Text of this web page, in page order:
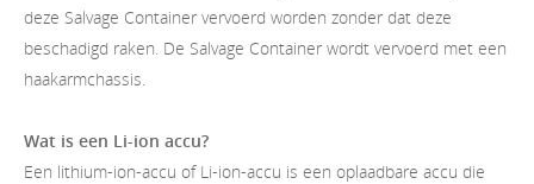
deze Salvage Container vervoerd worden zonder dat deze
beschadigd raken. De Salvage Container wordt vervoerd met een
haakarmchassis.
Wat is een Li-ion accu?
Een lithium-ion-accu of Li-ion-accu is een oplaadbare accu die